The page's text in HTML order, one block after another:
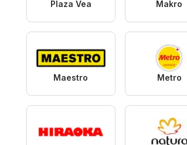
Plaza Vea Makro
Maestro Metro